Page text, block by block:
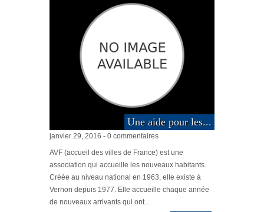
Une aide pour les...
janvier 29, 2016 - 0 commentaires
AVF (accueil des villes de France) est une
association qui accueille les nouveaux habitants.
Créée au niveau national en 1963, elle existe à
Vernon depuis 1977. Elle accueille chaque année
de nouveaux arrivants qui ont...